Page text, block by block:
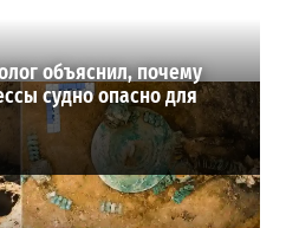
объяснил, почему
судно опасно для